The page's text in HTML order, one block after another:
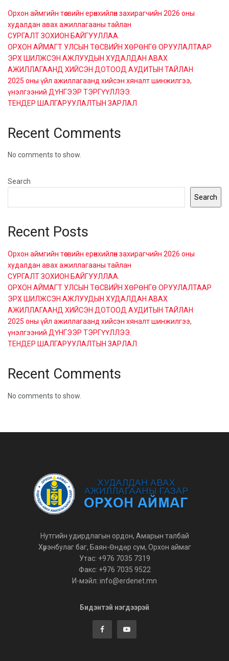
Орхон аймгийн төсвийн ерөнхийлөн захирагчийн 2026 оны
худалдан авах ажиллагааны тайлан
СУРГАЛТ ЗОХИОН БАЙГУУЛЛАА.
ОРХОН АЙМАГТ УЛСЫН ТӨСВИЙН ХӨРӨНГӨ ОРУУЛАЛТААР
ЭРХ ШИЛЖСЭН АЖЛУУДЫН ХУДАЛДАН АВАХ
АЖИЛЛАГААНД ХИЙСЭН ДОТООД АУДИТЫН ТАЙЛАН
2025 оны үйл ажиллагаанд хийсэн хяналт шинжилгээ,
үнэлгээний ДҮНГЭЭР ТЭРГҮҮЛЛЭЭ.
ТЕНДЕР ШАЛГАРУУЛАЛТЫН ЗАРЛАЛ
Recent Comments
No comments to show.
Search
Search
Recent Posts
Орхон аймгийн төсвийн ерөнхийлөн захирагчийн 2026 оны
худалдан авах ажиллагааны тайлан
СУРГАЛТ ЗОХИОН БАЙГУУЛЛАА.
ОРХОН АЙМАГТ УЛСЫН ТӨСВИЙН ХӨРӨНГӨ ОРУУЛАЛТААР
ЭРХ ШИЛЖСЭН АЖЛУУДЫН ХУДАЛДАН АВАХ
АЖИЛЛАГААНД ХИЙСЭН ДОТООД АУДИТЫН ТАЙЛАН
2025 оны үйл ажиллагаанд хийсэн хяналт шинжилгээ,
үнэлгээний ДҮНГЭЭР ТЭРГҮҮЛЛЭЭ.
ТЕНДЕР ШАЛГАРУУЛАЛТЫН ЗАРЛАЛ
Recent Comments
No comments to show.
Нутгийн удирдлагын ордон, Амарын талбай
Хүрэнбулаг баг, Баян-Өндөр сум, Орхон аймаг
Утас: +976 7035 7319
Факс: +976 7035 9522
И-мэйл: info@erdenet.mn
Бидэнтэй нэгдээрэй